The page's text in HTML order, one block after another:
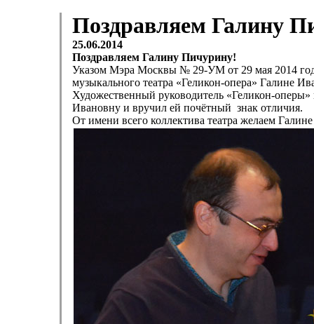
Поздравляем Галину
25.06.2014
Поздравляем Галину Пичурину!
Указом Мэра Москвы № 29-УМ от 29 мая 2014
музыкального театра «Геликон-опера» Галине
Художественный руководитель «Геликон-
Ивановну и вручил ей почётный знак отличия.
От имени всего коллектива театра желаем